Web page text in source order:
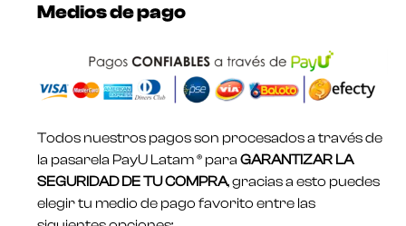
Medios de pago
Todos nuestros pagos son procesados a través de
la pasarela PayU Latam ® para GARANTIZAR LA
SEGURIDAD DE TU COMPRA, gracias a esto puedes
elegir tu medio de pago favorito entre las